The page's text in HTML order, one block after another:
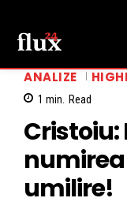
ANALIZE
1 min. Read
Cristoiu:
numirea
umilire!